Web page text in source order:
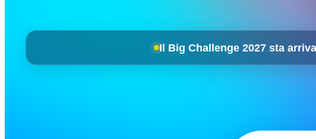
Il Big Challenge 2027 sta